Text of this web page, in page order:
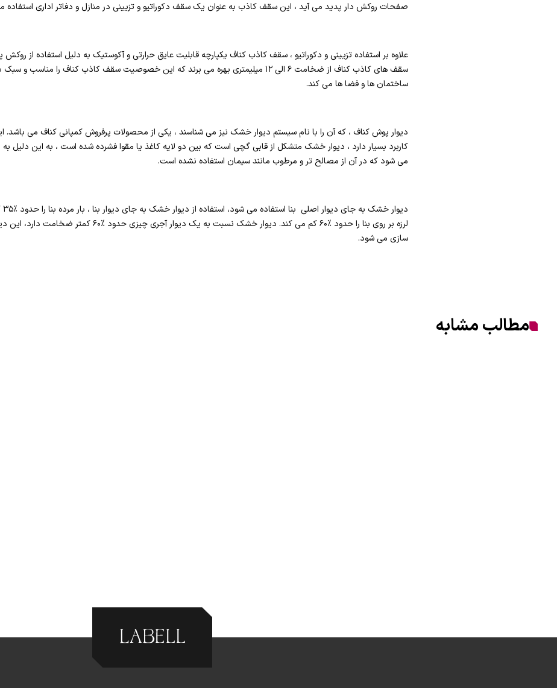
صفحات روکش دار پدید می آید ، این سقف کاذب به عنوان یک سقف دکوراتیو و تزیینی در منازل و دفاتر اداری استفاده
علاوه بر استفاده تزیینی و دکوراتیو ، سقف کاذب کناف یکپارچه قابلیت عایق حرارتی و آکوستیک به دلیل استفاده از
سقف های کاذب کناف از ضخامت ۶ الی ۱۲ میلیمتری بهره می برند که این خصوصیت سقف کاذب کناف را
ساختمان ها و فضا ها می کند.
دیوار پوش کناف ، که آن را با نام سیستم دیوار خشک نیز می شناسند ، یکی از محصولات پرفروش کمپانی کناف می
کاربرد بسیار دارد ، دیوار خشک متشکل از قابی گچی است که بین دو لایه کاغذ یا مقوا فشرده شده است ، به این دلیل
می شود که در آن از مصالح تر و مرطوب مانند سیمان استفاده نشده است.
لرزه بر روی بنا را حدود %۶۰ کم می کند. دیوار خشک نسبت به یک
سازی می شود.
مطالب مشابه